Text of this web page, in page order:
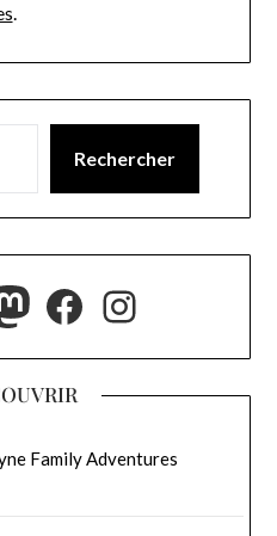
.
Rechercher
Facebook
Family Adventures